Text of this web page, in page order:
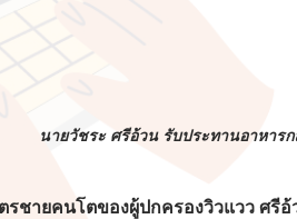
นายวัชระ ศรีอ้วน รับประทานอาหาร
รชายคนโตของผู้ปกครองวิวแวว ศ